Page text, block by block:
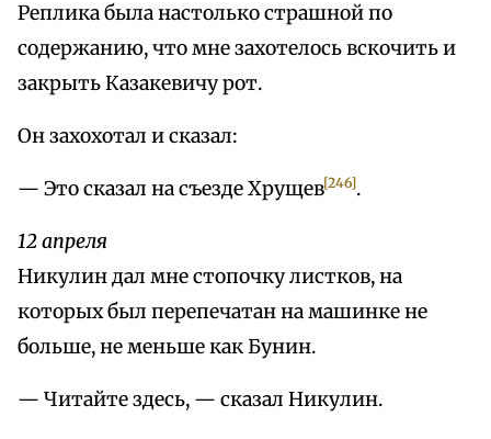
Реплика была настолько страшной по
содержанию, что мне захотелось вскочить и
закрыть Казакевичу рот.
Он захохотал и сказал:
— Это сказал на съезде Хрущев[246].
12 апреля
Никулин дал мне стопочку листков, на
которых был перепечатан на машинке не
больше, не меньше как Бунин.
— Читайте здесь, — сказал Никулин.